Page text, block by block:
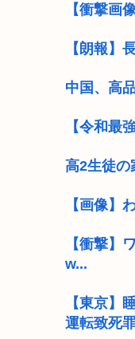
【衝撃画
【朗報】
中国、高
【令和最
高2生徒の
【画像】
【衝撃】
w...
【東京】
運転致死